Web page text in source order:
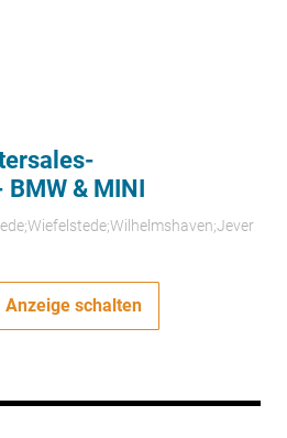
& MINI
Anzeige schalten